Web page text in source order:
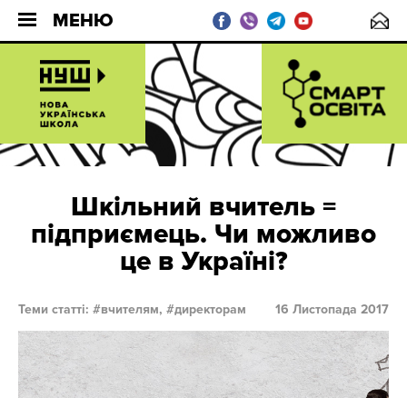
МЕНЮ
Шкільний вчитель =
підприємець. Чи можливо
це в Україні?
Теми статті: вчителям, директорам 16 Листопада 2017